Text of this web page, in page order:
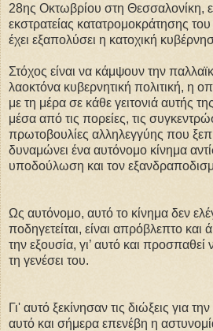
28ης Οκτωβρίου στη Θεσσαλονίκη,
εκστρατείας κατατρομοκράτησης
έχει εξαπολύσει η κατοχική
Στόχος είναι να κάμψουν την
λαοκτόνα κυβερνητική πολιτική, η
με τη μέρα σε κάθε γειτονιά αυτής
μέσα από τις πορείες, τις
πρωτοβουλίες αλληλεγγύης που
δυναμώνει ένα αυτόνομο κίνημα
υποδούλωση και τον
Ως αυτόνομο, αυτό το κίνημα δεν
ποδηγετείται, είναι απρόβλεπτο και
την εξουσία, γι’ αυτό και προσπαθεί
τη γενέσει του.
Γι' αυτό ξεκίνησαν τις διώξεις για
αυτό και σήμερα επενέβη η